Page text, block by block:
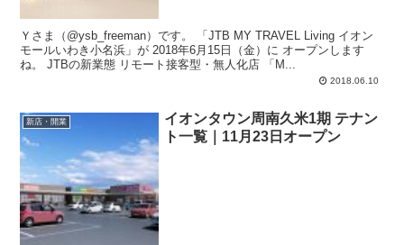
Ｙさま（@ysb_freeman）です。 「JTB MY TRAVEL Living イオン
モールいわき小名浜」が 2018年6月15日（金）に オープンします
ね。 JTBの新業態 リモート接客型・無人化店 「M...
2018.06.10
新店・開業
イオンタウン周南久米1期 テナン
ト一覧｜11月23日オープン